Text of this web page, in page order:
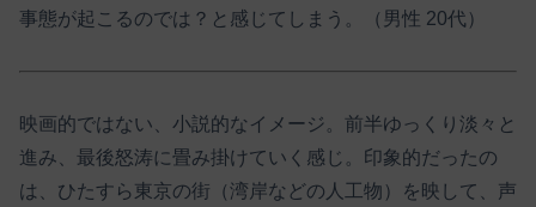
事態が起こるのでは？と感じてしまう。（男性 20代）
映画的ではない、小説的なイメージ。前半ゆっくり淡々と
進み、最後怒涛に畳み掛けていく感じ。印象的だったの
は、ひたすら東京の街（湾岸などの人工物）を映して、声